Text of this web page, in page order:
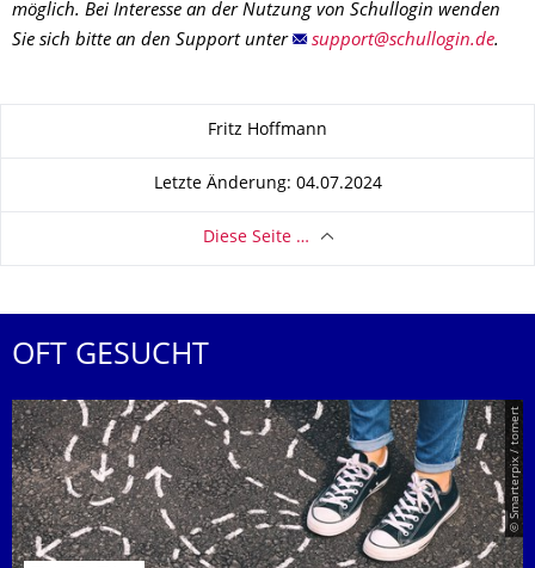
möglich. Bei Interesse an der Nutzung von Schullogin wenden
Sie sich bitte an den Support unter
.
Fritz Hoffmann
Letzte Änderung: 04.07.2024
Diese Seite …
OFT GESUCHT
© Smarterpix / tomert